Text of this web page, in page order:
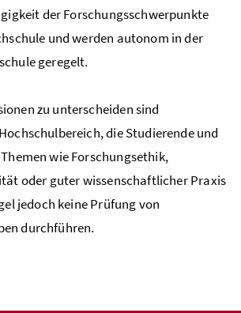
der Forschungsschwerpunkte
und werden autonom in der
geregelt.
zu unterscheiden sind
die Studierende und
wie Forschungsethik,
oder guter wissenschaftlicher Praxis
jedoch keine Prüfung von
durchführen.